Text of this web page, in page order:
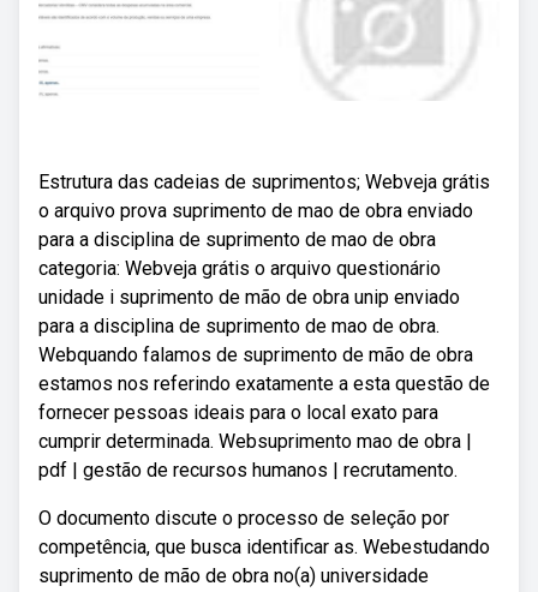
Estrutura das cadeias de suprimentos; Webveja grátis
o arquivo prova suprimento de mao de obra enviado
para a disciplina de suprimento de mao de obra
categoria: Webveja grátis o arquivo questionário
unidade i suprimento de mão de obra unip enviado
para a disciplina de suprimento de mao de obra.
Webquando falamos de suprimento de mão de obra
estamos nos referindo exatamente a esta questão de
fornecer pessoas ideais para o local exato para
cumprir determinada. Websuprimento mao de obra |
pdf | gestão de recursos humanos | recrutamento.
O documento discute o processo de seleção por
competência, que busca identificar as. Webestudando
suprimento de mão de obra no(a) universidade